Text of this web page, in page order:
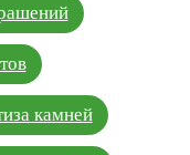
камней